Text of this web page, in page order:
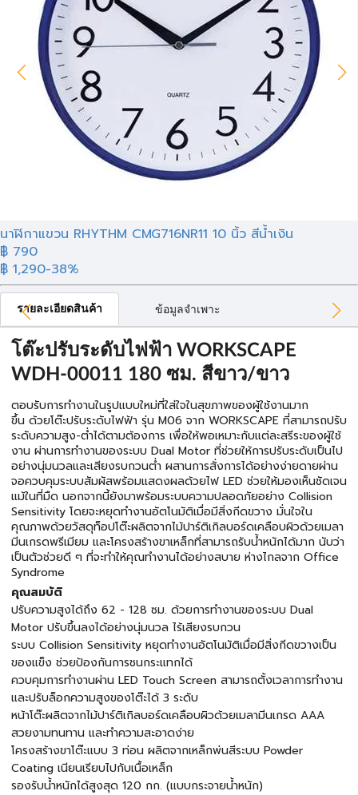
นาฬิกาแขวน RHYTHM CMG716NR11 10 นิ้ว สีน้ำเงิน
฿ 790
฿ 1,290-38%
รายละเอียดสินค้า ข้อมูลจำเพาะ
โต๊ะปรับระดับไฟฟ้า WORKSCAPE
WDH-00011 180 ซม. สีขาว/ขาว
ตอบรับการทำงานในรูปแบบใหม่ที่ใส่ใจในสุขภาพของผู้ใช้งานมาก
ขึ้น ด้วยโต๊ะปรับระดับไฟฟ้า รุ่น M06 จาก WORKSCAPE ที่สามารถปรับ
ระดับความสูง-ต่ำได้ตามต้องการ เพื่อให้พอเหมาะกับแต่ละสรีระของผู้ใช้
งาน ผ่านการทำงานของระบบ Dual Motor ที่ช่วยให้การปรับระดับเป็นไป
อย่างนุ่มนวลและเสียงรบกวนต่ำ ผสานการสั่งการได้อย่างง่ายดายผ่าน
จอควบคุมระบบสัมผัสพร้อมแสดงผลด้วยไฟ LED ช่วยให้มองเห็นชัดเจน
แม้ในที่มืด นอกจากนี้ยังมาพร้อมระบบความปลอดภัยอย่าง Collision
Sensitivity โดยจะหยุดทำงานอัตโนมัติเมื่อมีสิ่งกีดขวาง มั่นใจใน
คุณภาพด้วยวัสดุท็อปโต๊ะผลิตจากไม้ปาร์ติเกิลบอร์ดเคลือบผิวด้วยเมลา
มีนเกรดพรีเมียม และโครงสร้างขาเหล็กที่สามารถรับน้ำหนักได้มาก นับว่า
เป็นตัวช่วยดี ๆ ที่จะทำให้คุณทำงานได้อย่างสบาย ห่างไกลจาก Office
Syndrome
คุณสมบัติ
ปรับความสูงได้ถึง 62 - 128 ซม. ด้วยการทำงานของระบบ Dual
Motor ปรับขึ้นลงได้อย่างนุ่มนวล ไร้เสียงรบกวน
ระบบ Collision Sensitivity หยุดทำงานอัตโนมัติเมื่อมีสิ่งกีดขวางเป็น
ของแข็ง ช่วยป้องกันการชนกระแทกได้
ควบคุมการทำงานผ่าน LED Touch Screen สามารถตั้งเวลาการทำงาน
และปรับล็อกความสูงของโต๊ะได้ 3 ระดับ
หน้าโต๊ะผลิตจากไม้ปาร์ติเกิลบอร์ดเคลือบผิวด้วยเมลามีนเกรด AAA
สวยงามทนทาน และทำความสะอาดง่าย
โครงสร้างขาโต๊ะแบบ 3 ท่อน ผลิตจากเหล็กพ่นสีระบบ Powder
Coating เนียนเรียบไปกับเนื้อเหล็ก
รองรับน้ำหนักได้สูงสุด 120 กก. (แบบกระจายน้ำหนัก)